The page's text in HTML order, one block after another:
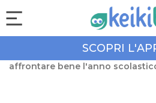
SCOPRI
Community
Come
affrontare bene l'anno